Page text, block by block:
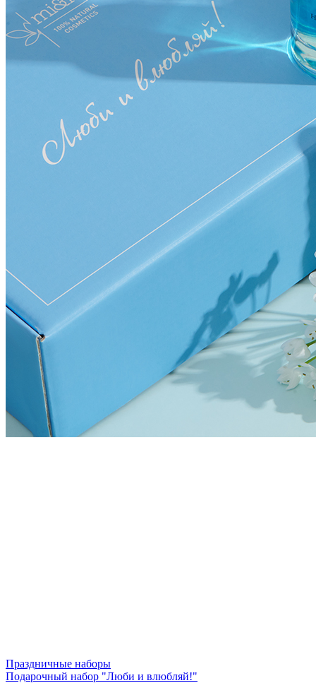
Праздничные наборы
Подарочный набор "Люби и влюбляй!"